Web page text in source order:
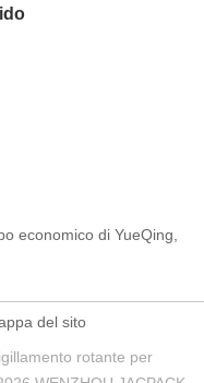
economico di YueQing,
del sito
rotante per